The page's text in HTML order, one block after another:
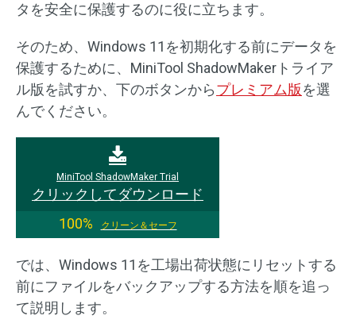
タを安全に保護するのに役に立ちます。
そのため、Windows 11を初期化する前にデータを
保護するために、MiniTool ShadowMakerトライア
ル版を試すか、下のボタンからプレミアム版を選
んでください。
MiniTool ShadowMaker Trial
クリックしてダウンロード
100%
クリーン＆セーフ
では、Windows 11を工場出荷状態にリセットする
前にファイルをバックアップする方法を順を追っ
て説明します。